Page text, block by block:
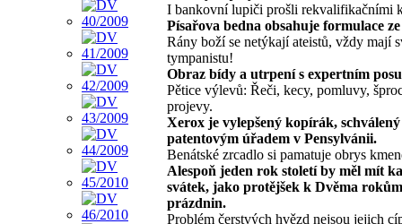
I bankovní lupiči prošli rekvalifikačními
Písařova bedna obsahuje formulace
Rány boží se netýkají ateistů, vždy mají
tympanistu!
Obraz bídy a utrpení s expertním
Pětice výlevů: Řeči, kecy, pomluvy,
projevy.
Xerox je vylepšený kopírák, schválený
patentovým úřadem v Pensylvánii.
Benátské zrcadlo si pamatuje obrys
Alespoň jeden rok století by měl mít
svátek, jako protějšek k Dvěma rokům
prázdnin.
Problém čerstvých hvězd nejsou jejich